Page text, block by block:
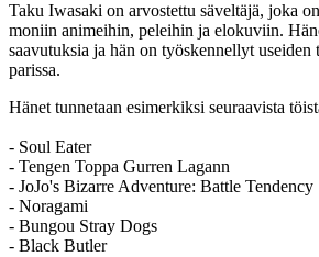
Taku Iwasaki on arvostettu säveltäjä, joka
moniin animeihin, peleihin ja elokuviin.
saavutuksia ja hän on työskennellyt useiden
parissa.
Hänet tunnetaan esimerkiksi seuraavista
- Soul Eater
- Tengen Toppa Gurren Lagann
- JoJo's Bizarre Adventure: Battle Tendency
- Noragami
- Bungou Stray Dogs
- Black Butler